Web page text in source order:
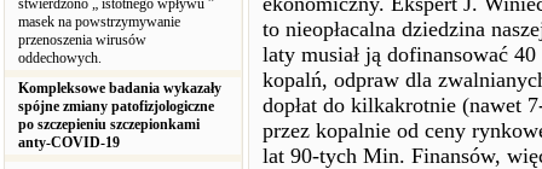
stwierdzono „ istotnego wpływu ”
masek na powstrzymywanie
przenoszenia wirusów
oddechowych.
Kompleksowe badania wykazały
spójne zmiany patofizjologiczne
po szczepieniu szczepionkami
anty-COVID-19
to nieopłacalna dziedzina
laty musiał ją dofinansować
kopalń, odpraw dla
dopłat do kilkakrotnie (nawet
przez kopalnie od ceny
lat 90-tych Min. Finansów,